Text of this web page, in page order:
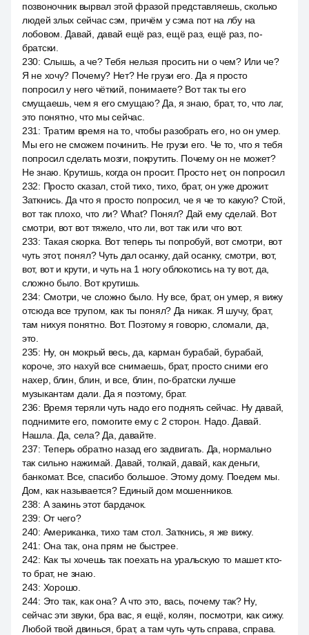
позвоночник вырвал этой фразой представляешь, сколько
людей злых сейчас сэм, причём у сэма пот на лбу на
лобовом. Давай, давай ещё раз, ещё раз, ещё раз, по-
братски.
230: Слышь, а че? Тебя нельзя просить ни о чем? Или че?
Я не хочу? Почему? Нет? Не грузи его. Да я просто
попросил у него чёткий, понимаете? Вот так ты его
смущаешь, чем я его смущаю? Да, я знаю, брат, то, что лаг,
это понятно, что мы сейчас.
231 : Тратим время на то, чтобы разобрать его, но он умер.
Мы его не сможем починить. Не грузи его. Че то, что я тебя
попросил сделать мозги, покрутить. Почему он не может?
Не знаю. Крутишь, когда он просит. Просто нет, он попросил
232: Просто сказал, стой тихо, тихо, брат, он уже дрожит.
Заткнись. Да что я просто попросил, че я че то какую? Стой,
вот так плохо, что ли? What? Понял? Дай ему сделай. Вот
смотри, вот вот тяжело, что ли, вот так или что вот.
233: Такая скорка. Вот теперь ты попробуй, вот смотри, вот
чуть этот, понял? Чуть дал осанку, дай осанку, смотри, вот,
вот, вот и крути, и чуть на 1 ногу облокотись на ту вот, да,
сложно было. Вот крутишь.
234: Смотри, че сложно было. Ну все, брат, он умер, я вижу
отсюда все трупом, как ты понял? Да никак. Я шучу, брат,
там нихуя понятно. Вот. Поэтому я говорю, сломали, да,
это.
235: Ну, он мокрый весь, да, карман бурабай, бурабай,
короче, это нахуй все снимаешь, брат, просто сними его
нахер, блин, блин, и все, блин, по-братски лучше
музыкантам дали. Да я поэтому, брат.
236: Время теряли чуть надо его поднять сейчас. Ну давай,
поднимите его, помогите ему с 2 сторон. Надо. Давай.
Нашла. Да, села? Да, давайте.
237: Теперь обратно назад его задвигать. Да, нормально
так сильно нажимай. Давай, толкай, давай, как деньги,
банкомат. Все, спасибо большое. Этому дому. Поедем мы.
Дом, как называется? Единый дом мошенников.
238: А закинь этот бардачок.
239: От чего?
240: Американка, тихо там стол. Заткнись, я же вижу.
241 : Она так, она прям не быстрее.
242: Как ты хочешь так поехать на уральскую то машет кто-
то брат, не знаю.
243: Хорошо.
244: Это так, как она? А что это, вась, почему так? Ну,
сейчас эти звуки, бра вас, я ещё, колян, посмотри, как сижу.
Любой твой двинься, брат, а там чуть чуть справа, справа.